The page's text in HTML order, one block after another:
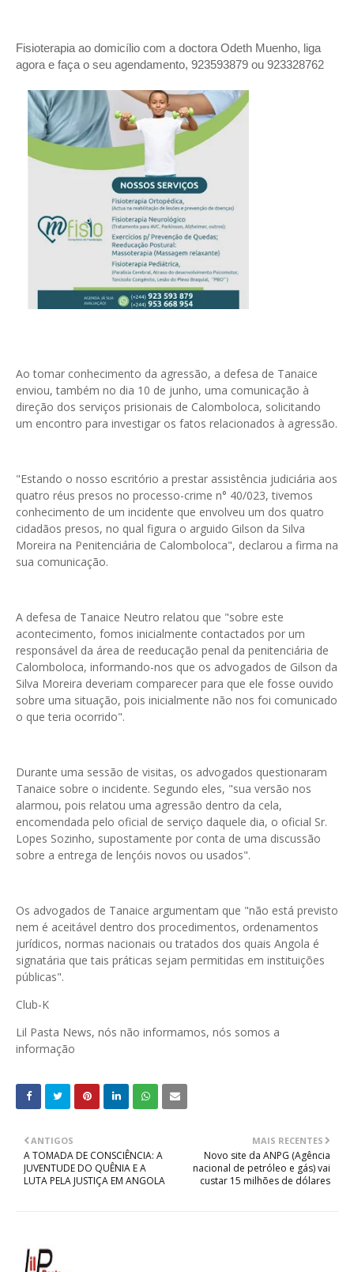
Fisioterapia ao domicílio com a doctora Odeth Muenho, liga
agora e faça o seu agendamento, 923593879 ou 923328762
Ao tomar conhecimento da agressão, a defesa de Tanaice
enviou, também no dia 10 de junho, uma comunicação à
direção dos serviços prisionais de Calomboloca, solicitando
um encontro para investigar os fatos relacionados à agressão.
"Estando o nosso escritório a prestar assistência judiciária aos
quatro réus presos no processo-crime n° 40/023, tivemos
conhecimento de um incidente que envolveu um dos quatro
cidadãos presos, no qual figura o arguido Gilson da Silva
Moreira na Penitenciária de Calomboloca", declarou a firma na
sua comunicação.
A defesa de Tanaice Neutro relatou que "sobre este
acontecimento, fomos inicialmente contactados por um
responsável da área de reeducação penal da penitenciária de
Calomboloca, informando-nos que os advogados de Gilson da
Silva Moreira deveriam comparecer para que ele fosse ouvido
sobre uma situação, pois inicialmente não nos foi comunicado
o que teria ocorrido".
Durante uma sessão de visitas, os advogados questionaram
Tanaice sobre o incidente. Segundo eles, "sua versão nos
alarmou, pois relatou uma agressão dentro da cela,
encomendada pelo oficial de serviço daquele dia, o oficial Sr.
Lopes Sozinho, supostamente por conta de uma discussão
sobre a entrega de lençóis novos ou usados".
Os advogados de Tanaice argumentam que "não está previsto
nem é aceitável dentro dos procedimentos, ordenamentos
jurídicos, normas nacionais ou tratados dos quais Angola é
signatária que tais práticas sejam permitidas em instituições
públicas".
Club-K
Lil Pasta News, nós não informamos, nós somos a
informação
MAIS RECENTES
Novo site da ANPG (Agência
nacional de petróleo e gás) vai
custar 15 milhões de dólares
ANTIGOS
A TOMADA DE CONSCIÊNCIA: A
JUVENTUDE DO QUÊNIA E A
LUTA PELA JUSTIÇA EM ANGOLA